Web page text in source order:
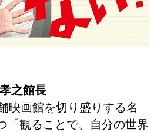
之館長
映画館を切り盛りする名
「観ることで、自分の世界